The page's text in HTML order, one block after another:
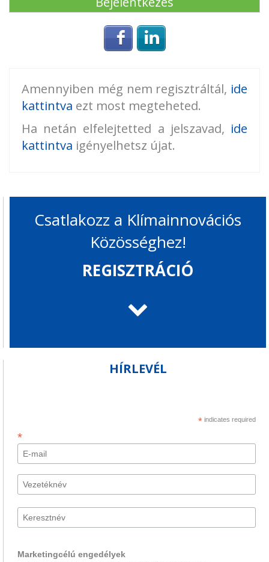
Login with Facebook
Amennyiben még nem regisztráltál, ide
kattintva ezt most megteheted.
Ha netán elfelejtetted a jelszavad, ide
kattintva igényelhetsz újat.
Csatlakozz a Klímainnovációs
Közösséghez!
REGISZTRÁCIÓ
HÍRLEVÉL
* indicates required
*
Marketingcélú engedélyek